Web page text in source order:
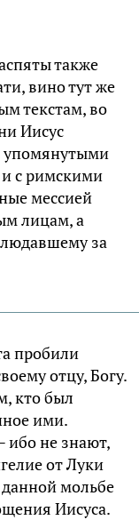
также
вино тут же
текстам, во
Иисус
упомянутыми
с римскими
мессией
лицам, а
за
пробили
отцу, Богу.
кто был
ими.
ибо не знают,
от Луки
мольбе
Иисуса.